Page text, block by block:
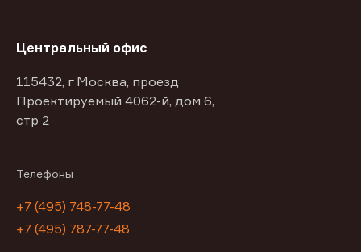
Центральный офис
115432, г Москва, проезд
Проектируемый 4062-й, дом 6,
стр 2
Телефоны
+7 (495) 748-77-48
+7 (495) 787-77-48